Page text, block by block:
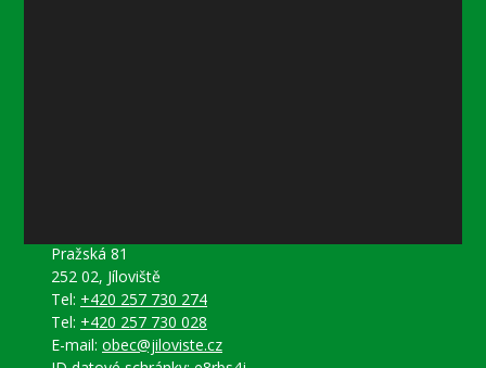
Pražská 81
252 02, Jíloviště
Tel: +420 257 730 274
Tel: +420 257 730 028
E-mail: obec@jiloviste.cz